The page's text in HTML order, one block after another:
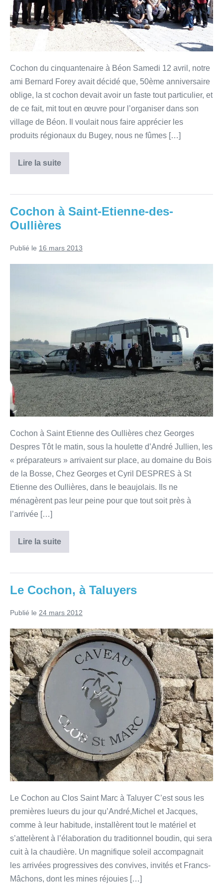
Cochon du cinquantenaire à Béon Samedi 12 avril, notre
ami Bernard Forey avait décidé que, 50ème anniversaire
oblige, la st cochon devait avoir un faste tout particulier, et
de ce fait, mit tout en œuvre pour l’organiser dans son
village de Béon. Il voulait nous faire apprécier les
produits régionaux du Bugey, nous ne fûmes […]
Lire la suite
Cochon à Saint-Etienne-des-
Oullières
Publié le 16 mars 2013
Cochon à Saint Etienne des Oullières chez Georges
Despres Tôt le matin, sous la houlette d’André Jullien, les
« préparateurs » arrivaient sur place, au domaine du Bois
de la Bosse, Chez Georges et Cyril DESPRES à St
Etienne des Oullières, dans le beaujolais. Ils ne
ménagèrent pas leur peine pour que tout soit près à
l’arrivée […]
Lire la suite
Le Cochon, à Taluyers
Publié le 24 mars 2012
Le Cochon au Clos Saint Marc à Taluyer C’est sous les
premières lueurs du jour qu’André,Michel et Jacques,
comme à leur habitude, installèrent tout le matériel et
s’attelèrent à l’élaboration du traditionnel boudin, qui sera
cuit à la chaudière. Un magnifique soleil accompagnait
les arrivées progressives des convives, invités et Francs-
Mâchons, dont les mines réjouies […]